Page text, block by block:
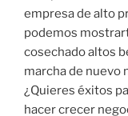
empresa de alto
podemos
cosechado altos
marcha de nuevo
¿Quieres éxitos
hacer crecer